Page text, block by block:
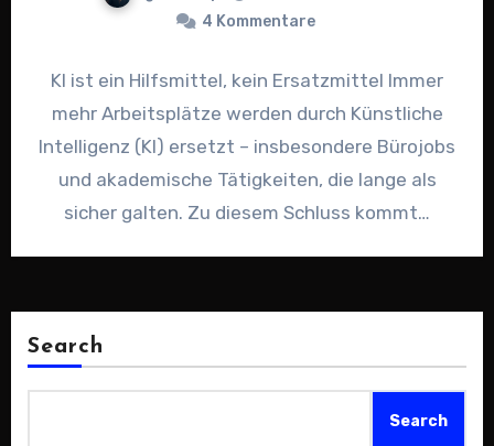
4 Kommentare
KI ist ein Hilfsmittel, kein Ersatzmittel Immer
mehr Arbeitsplätze werden durch Künstliche
Intelligenz (KI) ersetzt – insbesondere Bürojobs
und akademische Tätigkeiten, die lange als
sicher galten. Zu diesem Schluss kommt…
Search
Search